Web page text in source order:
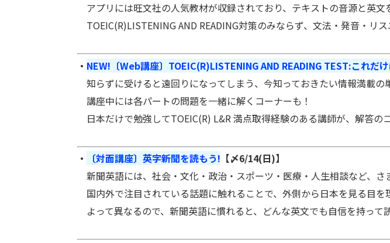
アプリには旺文社の人気教材が収録されており、テキストの音源と英文
TOEIC(R)LISTENING AND READING対策のみならず、文法・発音・リ
・ NEW!〔Web講座〕TOEIC(R)LISTENING AND READING TEST:これだ
知らずに受けると遠回りになってしまう、今知っておきたい情報満載の
講座中には各パートの問題を一緒に解くコーナーも！
日本だけで勉強してTOEIC(R) L&R 満点取得経験のある講師が、解答の
・ 〔対面講座〕英字新聞を読もう! 【〆6/14(日)】
新聞英語には、社会・文化・政治・スポーツ・医療・人生相談など、さ
国内外で注目されている話題に触れることで、外側から日本を見る目
よって異なるので、新聞英語に慣れると、どんな英文でも自信を持って